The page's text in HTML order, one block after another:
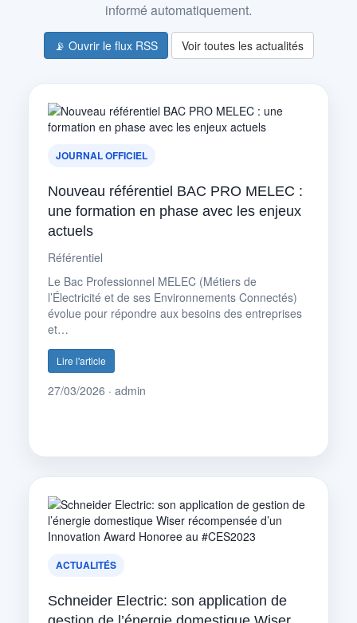
informé automatiquement.
📡 Ouvrir le flux RSS Voir toutes les actualités
JOURNAL OFFICIEL
Nouveau référentiel BAC PRO MELEC :
une formation en phase avec les enjeux
actuels
Référentiel
Le Bac Professionnel MELEC (Métiers de
l’Électricité et de ses Environnements Connectés)
évolue pour répondre aux besoins des entreprises
et…
Lire l'article
27/03/2026 · admin
ACTUALITÉS
Schneider Electric: son application de